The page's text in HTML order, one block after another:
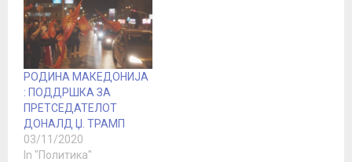
РОДИНА МАКЕДОНИЈА
: ПОДДРШКА ЗА
ПРЕТСЕДАТЕЛОТ
ДОНАЛД Џ. ТРАМП
03/11/2020
In "Политика"